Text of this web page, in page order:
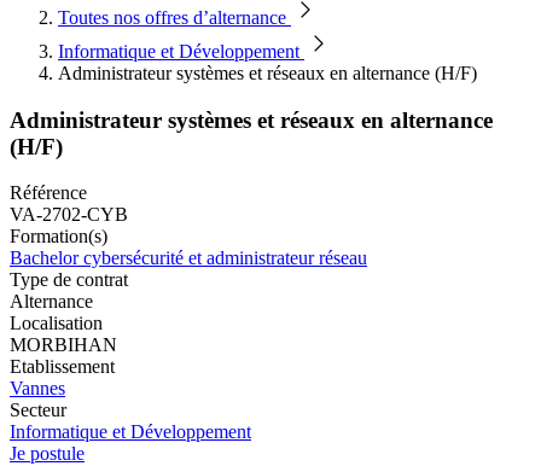
Toutes nos offres d’alternance
Informatique et Développement
Administrateur systèmes et réseaux en alternance (H/F)
Administrateur systèmes et réseaux en alternance
(H/F)
Référence
VA-2702-CYB
Formation(s)
Bachelor cybersécurité et administrateur réseau
Type de contrat
Alternance
Localisation
MORBIHAN
Etablissement
Vannes
Secteur
Informatique et Développement
Je postule